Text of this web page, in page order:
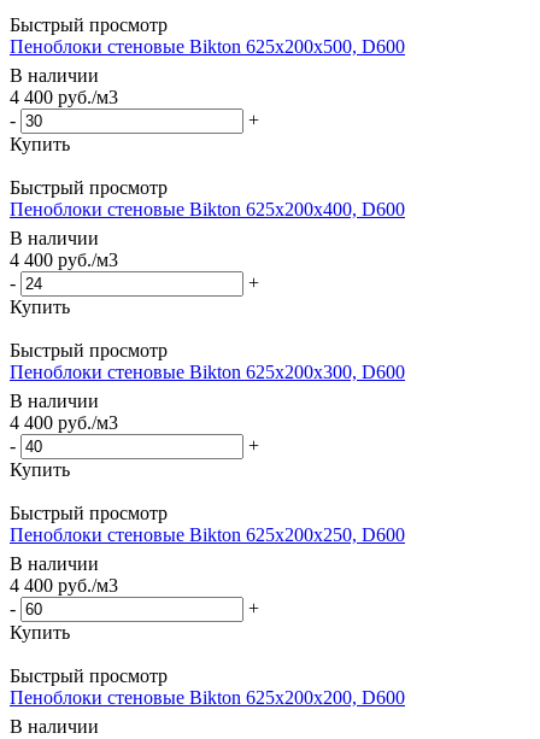
Быстрый просмотр
Пеноблоки стеновые Bikton 625х200х500, D600
В наличии
4 400 руб./м3
-
+
Купить
Быстрый просмотр
Пеноблоки стеновые Bikton 625х200х400, D600
В наличии
4 400 руб./м3
-
+
Купить
Быстрый просмотр
Пеноблоки стеновые Bikton 625х200х300, D600
В наличии
4 400 руб./м3
-
+
Купить
Быстрый просмотр
Пеноблоки стеновые Bikton 625х200х250, D600
В наличии
4 400 руб./м3
-
+
Купить
Быстрый просмотр
Пеноблоки стеновые Bikton 625х200х200, D600
В наличии